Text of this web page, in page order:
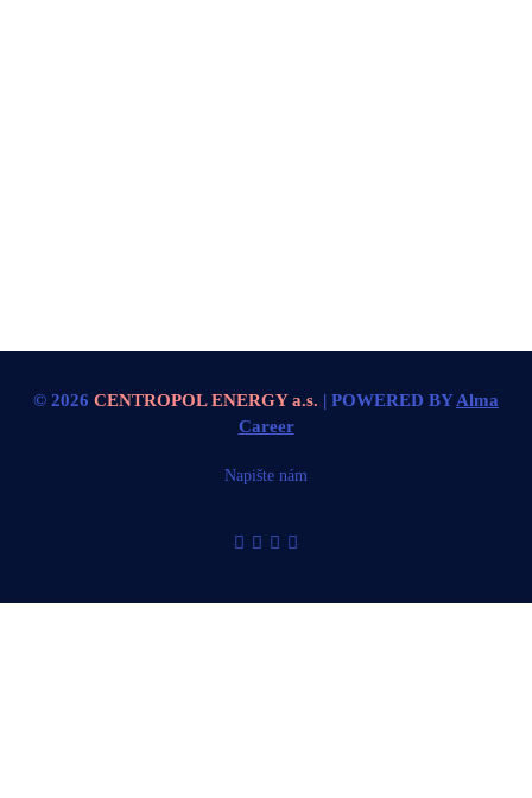
© 2026 CENTROPOL ENERGY a.s. | POWERED BYAlma
Career
Napište nám